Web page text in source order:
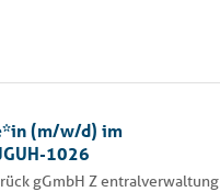
(m/w/d) im
1026
gGmbH Z entralverwaltung